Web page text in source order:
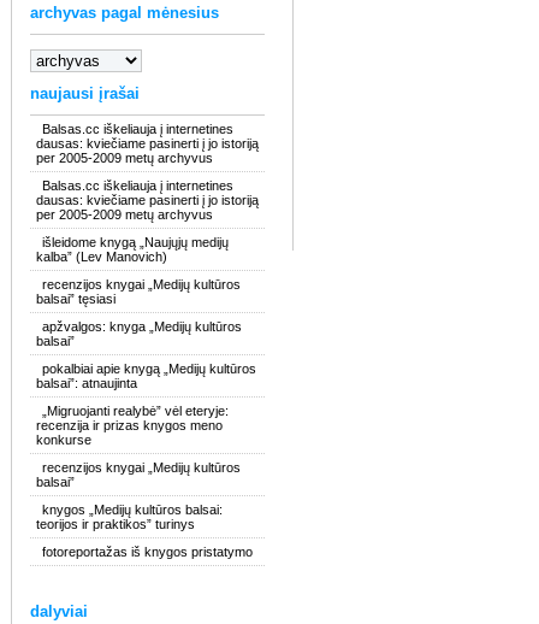
archyvas pagal mėnesius
naujausi įrašai
Balsas.cc iškeliauja į internetines
dausas: kviečiame pasinerti į jo istoriją
per 2005-2009 metų archyvus
Balsas.cc iškeliauja į internetines
dausas: kviečiame pasinerti į jo istoriją
per 2005-2009 metų archyvus
išleidome knygą „Naujųjų medijų
kalba” (Lev Manovich)
recenzijos knygai „Medijų kultūros
balsai” tęsiasi
apžvalgos: knyga „Medijų kultūros
balsai”
pokalbiai apie knygą „Medijų kultūros
balsai”: atnaujinta
„Migruojanti realybė” vėl eteryje:
recenzija ir prizas knygos meno
konkurse
recenzijos knygai „Medijų kultūros
balsai”
knygos „Medijų kultūros balsai:
teorijos ir praktikos” turinys
fotoreportažas iš knygos pristatymo
dalyviai